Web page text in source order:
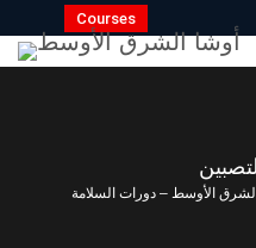
Courses
الأوسط – دورات السلامة